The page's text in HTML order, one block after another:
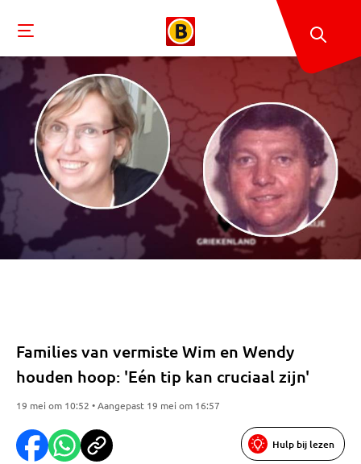
Families van vermiste Wim en Wendy
houden hoop: 'Eén tip kan cruciaal zijn'
19 mei om 10:52 • Aangepast 19 mei om 16:57
Hulp bij lezen